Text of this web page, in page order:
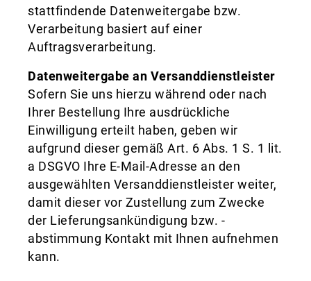
stattfindende Datenweitergabe bzw.
Verarbeitung basiert auf einer
Auftragsverarbeitung.
Datenweitergabe an Versanddienstleister
Sofern Sie uns hierzu während oder nach
Ihrer Bestellung Ihre ausdrückliche
Einwilligung erteilt haben, geben wir
aufgrund dieser gemäß Art. 6 Abs. 1 S. 1 lit.
a DSGVO Ihre E-Mail-Adresse an den
ausgewählten Versanddienstleister weiter,
damit dieser vor Zustellung zum Zwecke
der Lieferungsankündigung bzw. -
abstimmung Kontakt mit Ihnen aufnehmen
kann.